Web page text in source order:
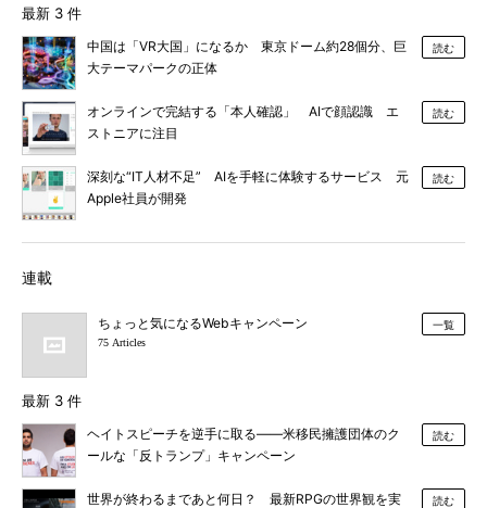
最新 3 件
中国は「VR大国」になるか 東京ドーム約28個分、巨
大テーマパークの正体
読む
オンラインで完結する「本人確認」 AIで顔認識 エ
ストニアに注目
読む
深刻な“IT人材不足” AIを手軽に体験するサービス 元
Apple社員が開発
読む
連載
ちょっと気になるWebキャンペーン
75 Articles
一覧
最新 3 件
ヘイトスピーチを逆手に取る――米移民擁護団体のク
ールな「反トランプ」キャンペーン
読む
世界が終わるまであと何日？ 最新RPGの世界観を実
読む